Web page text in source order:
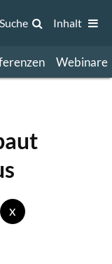
Webinare
Suche Inhalt
x